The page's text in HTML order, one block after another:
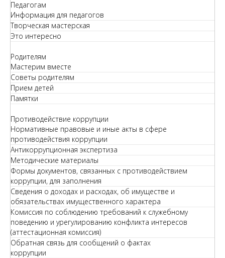
Педагогам
Информация для педагогов
Творческая мастерская
Это интересно
Родителям
Мастерим вместе
Советы родителям
Прием детей
Памятки
Противодействие коррупции
Нормативные правовые и иные акты в сфере
противодействия коррупции
Антикоррупционная экспертиза
Методические материалы
Формы документов, связанных с противодействием
коррупции, для заполнения
Сведения о доходах и расходах, об имуществе и
обязательствах имущественного характера
Комиссия по соблюдению требований к служебному
поведению и урегулированию конфликта интересов
(аттестационная комиссия)
Обратная связь для сообщений о фактах
коррупции